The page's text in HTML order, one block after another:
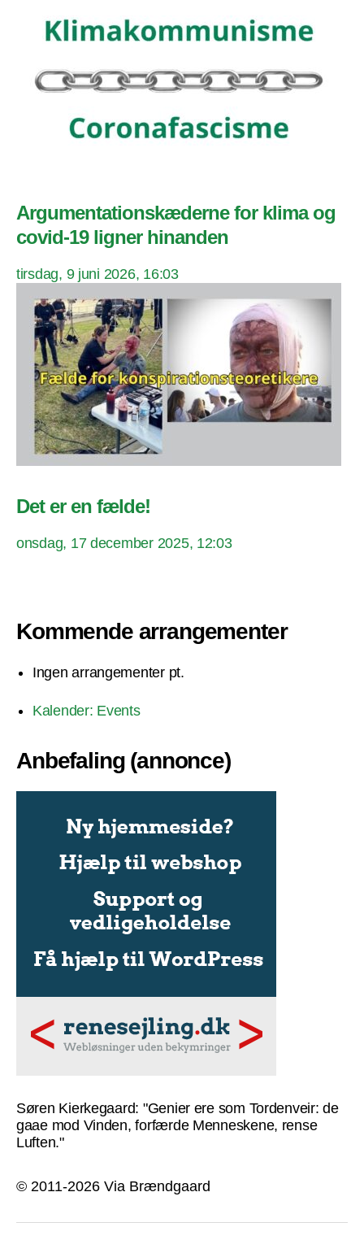
Argumentationskæderne for klima og
covid-19 ligner hinanden
tirsdag, 9 juni 2026, 16:03
Det er en fælde!
onsdag, 17 december 2025, 12:03
Kommende arrangementer
Ingen arrangementer pt.
Kalender: Events
Anbefaling (annonce)
Søren Kierkegaard: "Genier ere som Tordenveir: de
gaae mod Vinden, forfærde Menneskene, rense
Luften."
© 2011-2026 Via Brændgaard